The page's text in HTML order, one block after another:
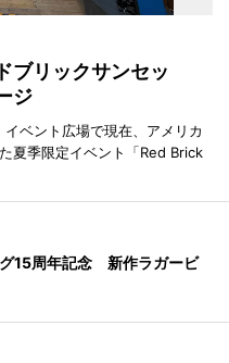
ブリックサンセッ
ジ
ベント広場で現在、アメリカ
夏季限定イベント「Red Brick
15周年記念 新作ラガービ